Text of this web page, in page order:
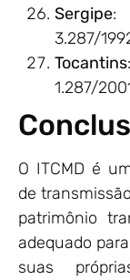
Sergipe:
3.287/
Tocantins
1.287/
O ITCMD é
de
patrimônio
adequado
suas